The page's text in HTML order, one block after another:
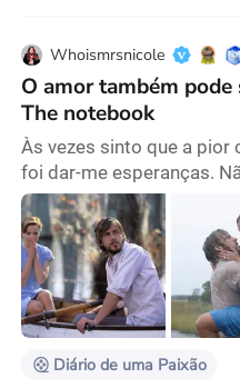
Whoismrsnicole
O amor também
The notebook
Às vezes sinto que a pior
foi dar-me esperanças.
esperança que nos
impulsiona. Refiro-me
nos acomoda num ideal
não for assim, então não
cinema já me contou é
destinadas a ficar juntas,
Diário de uma Paixão